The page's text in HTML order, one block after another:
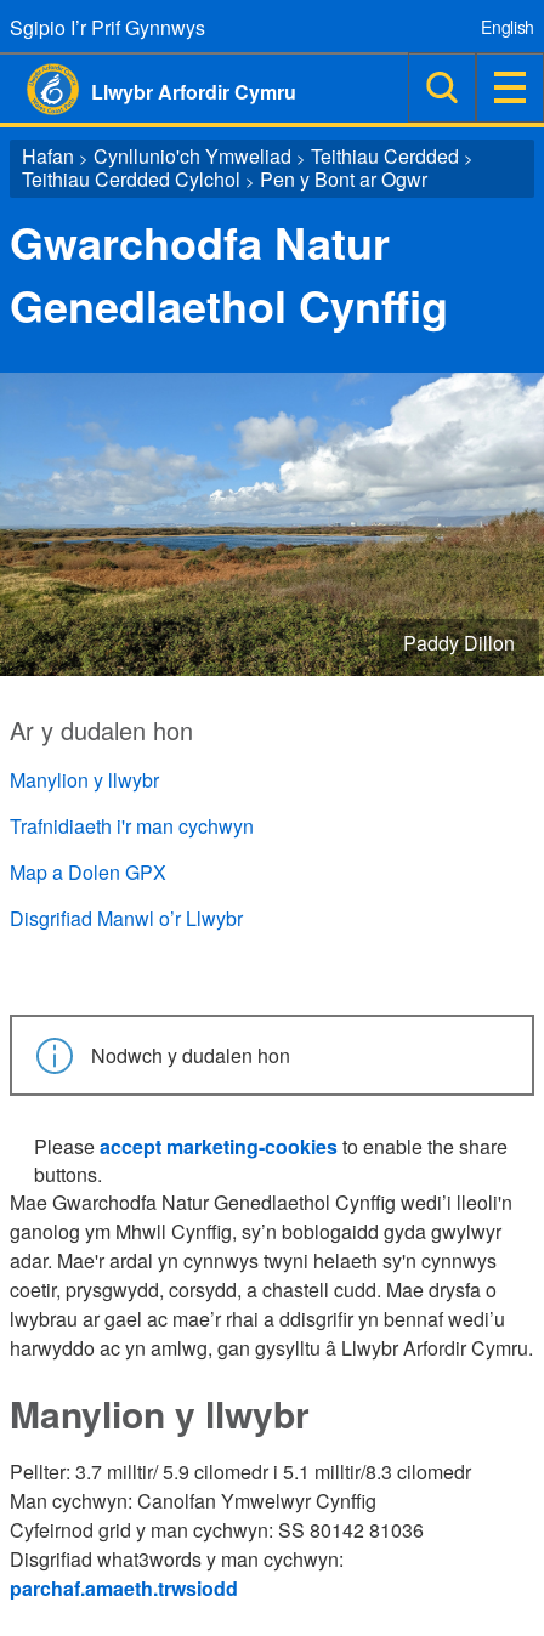
Sgipio I’r Prif Gynnwys
Llwybr Arfordir Cymru
English
Hafan > Cynllunio'ch Ymweliad > Teithiau Cerdded >
Teithiau Cerdded Cylchol > Pen y Bont ar Ogwr
Gwarchodfa Natur
Genedlaethol Cynffig
Paddy Dillon
Ar y dudalen hon
Manylion y llwybr
Trafnidiaeth i'r man cychwyn
Map a Dolen GPX
Disgrifiad Manwl o’r Llwybr
Nodwch y dudalen hon
Pleaseaccept marketing-cookiesto enable the share
buttons.
Mae Gwarchodfa Natur Genedlaethol Cynffig wedi’i lleoli'n
ganolog ym Mhwll Cynffig, sy’n boblogaidd gyda gwylwyr
adar. Mae'r ardal yn cynnwys twyni helaeth sy'n cynnwys
coetir, prysgwydd, corsydd, a chastell cudd. Mae drysfa o
lwybrau ar gael ac mae’r rhai a ddisgrifir yn bennaf wedi’u
harwyddo ac yn amlwg, gan gysylltu â Llwybr Arfordir Cymru.
Manylion y llwybr
Pellter: 3.7 milltir/ 5.9 cilomedr i 5.1 milltir/8.3 cilomedr
Man cychwyn: Canolfan Ymwelwyr Cynffig
Cyfeirnod grid y man cychwyn: SS 80142 81036
Disgrifiad what3words y man cychwyn:
parchaf.amaeth.trwsiodd